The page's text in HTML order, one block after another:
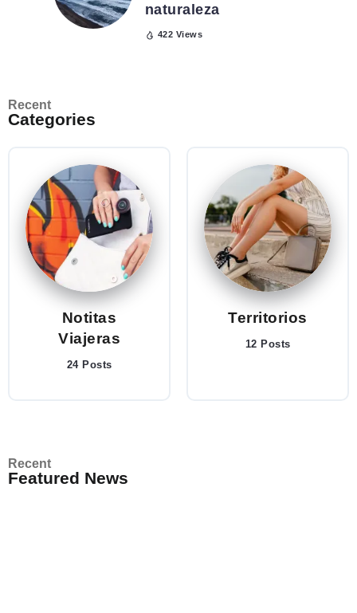
naturaleza
422 Views
Categories
Recent
Notitas
Viajeras
24 Posts
Territorios
12 Posts
Featured News
Recent